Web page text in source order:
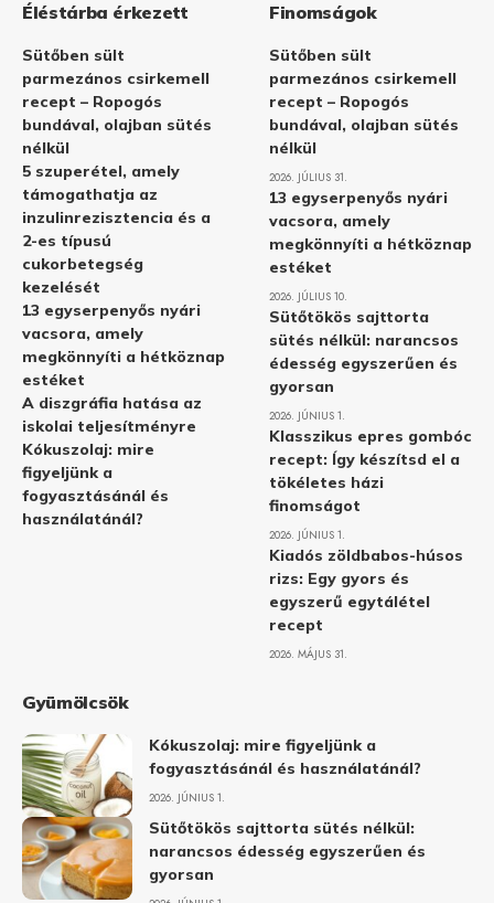
Éléstárba érkezett
Sütőben sült
parmezános csirkemell
recept – Ropogós
bundával, olajban sütés
nélkül
5 szuperétel, amely
támogathatja az
inzulinrezisztencia és a
2-es típusú
cukorbetegség
kezelését
13 egyserpenyős nyári
vacsora, amely
megkönnyíti a hétköznap
estéket
A diszgráfia hatása az
iskolai teljesítményre
Kókuszolaj: mire
figyeljünk a
fogyasztásánál és
használatánál?
Finomságok
Sütőben sült
parmezános csirkemell
recept – Ropogós
bundával, olajban sütés
nélkül
2026. JÚLIUS 31.
13 egyserpenyős nyári
vacsora, amely
megkönnyíti a hétköznap
estéket
2026. JÚLIUS 10.
Sütőtökös sajttorta
sütés nélkül: narancsos
édesség egyszerűen és
gyorsan
2026. JÚNIUS 1.
Klasszikus epres gombóc
recept: Így készítsd el a
tökéletes házi
finomságot
2026. JÚNIUS 1.
Kiadós zöldbabos-húsos
rizs: Egy gyors és
egyszerű egytálétel
recept
2026. MÁJUS 31.
Gyümölcsök
Kókuszolaj: mire figyeljünk a
fogyasztásánál és használatánál?
2026. JÚNIUS 1.
Sütőtökös sajttorta sütés nélkül:
narancsos édesség egyszerűen és
gyorsan